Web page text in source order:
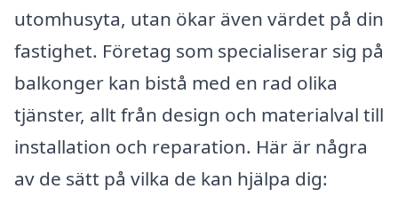
utomhusyta, utan ökar även värdet på din
fastighet. Företag som specialiserar sig på
balkonger kan bistå med en rad olika
tjänster, allt från design och materialval till
installation och reparation. Här är några
av de sätt på vilka de kan hjälpa dig: